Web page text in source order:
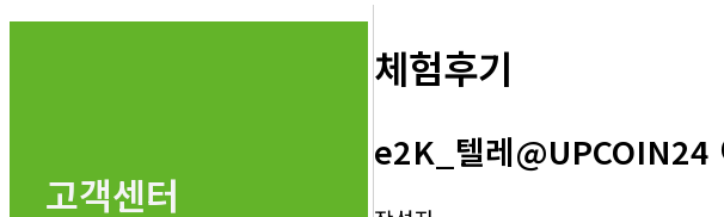
고객센터
체험후기
e2K_텔레@UPCOIN24